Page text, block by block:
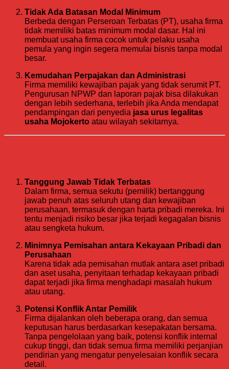
Tidak Ada Batasan Modal Minimum
Berbeda dengan Perseroan Terbatas (PT), usaha firma
tidak memiliki batas minimum modal dasar. Hal ini
membuat usaha firma cocok untuk pelaku usaha
pemula yang ingin segera memulai bisnis tanpa modal
besar.
Kemudahan Perpajakan dan Administrasi
Firma memiliki kewajiban pajak yang tidak serumit PT.
Pengurusan NPWP dan laporan pajak bisa dilakukan
dengan lebih sederhana, terlebih jika Anda mendapat
pendampingan dari penyedia jasa urus legalitas
usaha Mojokerto atau wilayah sekitarnya.
Tanggung Jawab Tidak Terbatas
Dalam firma, semua sekutu (pemilik) bertanggung
jawab penuh atas seluruh utang dan kewajiban
perusahaan, termasuk dengan harta pribadi mereka. Ini
tentu menjadi risiko besar jika terjadi kegagalan bisnis
atau sengketa hukum.
Minimnya Pemisahan antara Kekayaan Pribadi dan
Perusahaan
Karena tidak ada pemisahan mutlak antara aset pribadi
dan aset usaha, penyitaan terhadap kekayaan pribadi
dapat terjadi jika firma menghadapi masalah hukum
atau utang.
Potensi Konflik Antar Pemilik
Firma dijalankan oleh beberapa orang, dan semua
keputusan harus berdasarkan kesepakatan bersama.
Tanpa pengelolaan yang baik, potensi konflik internal
cukup tinggi, dan tidak semua firma memiliki perjanjian
pendirian yang mengatur penyelesaian konflik secara
detail.